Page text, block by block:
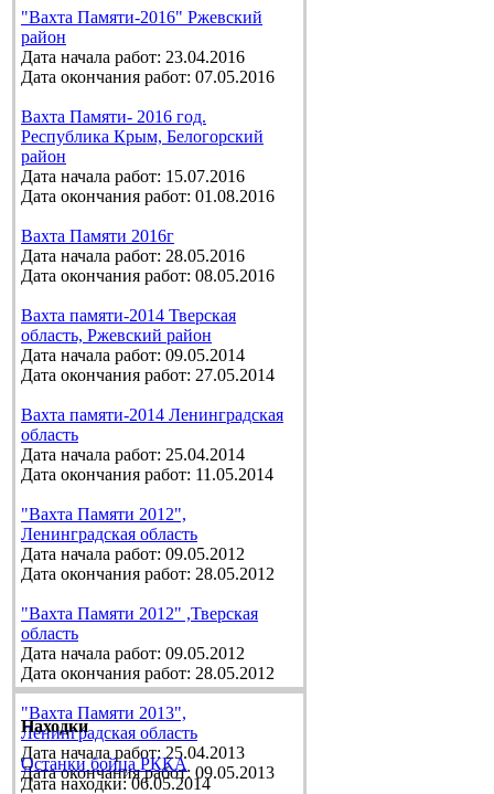
"Вахта Памяти-2016" Ржевский
район
Дата начала работ: 23.04.2016
Дата окончания работ: 07.05.2016
Вахта Памяти- 2016 год.
Республика Крым, Белогорский
район
Дата начала работ: 15.07.2016
Дата окончания работ: 01.08.2016
Вахта Памяти 2016г
Дата начала работ: 28.05.2016
Дата окончания работ: 08.05.2016
Вахта памяти-2014 Тверская
область, Ржевский район
Дата начала работ: 09.05.2014
Дата окончания работ: 27.05.2014
Вахта памяти-2014 Ленинградская
область
Дата начала работ: 25.04.2014
Дата окончания работ: 11.05.2014
"Вахта Памяти 2012",
Ленинградская область
Дата начала работ: 09.05.2012
Дата окончания работ: 28.05.2012
"Вахта Памяти 2012" ,Тверская
область
Дата начала работ: 09.05.2012
Дата окончания работ: 28.05.2012
"Вахта Памяти 2013",
Ленинградская область
Дата начала работ: 25.04.2013
Дата окончания работ: 09.05.2013
Находки
Останки бойца РККА
Дата находки: 06.05.2014